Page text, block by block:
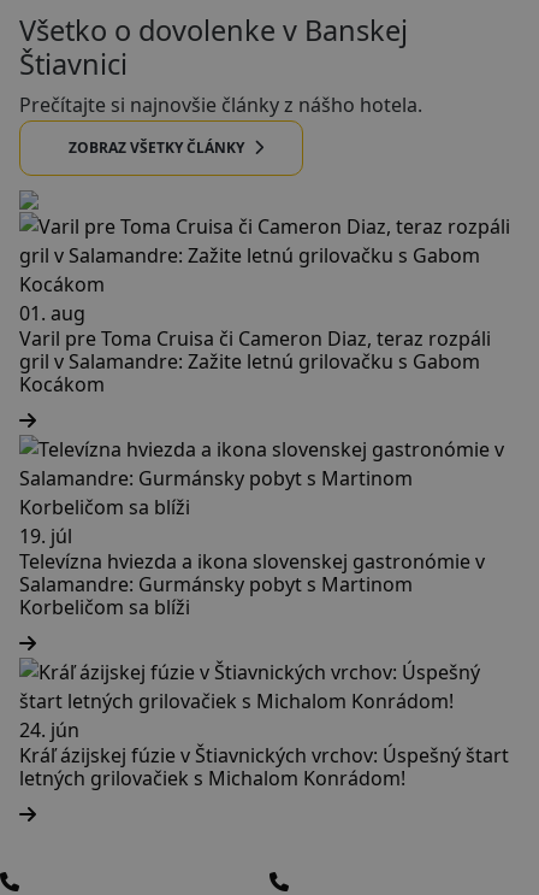
Všetko o dovolenke v Banskej
Štiavnici
Prečítajte si najnovšie články z nášho hotela.
ZOBRAZ VŠETKY ČLÁNKY
01. aug
Varil pre Toma Cruisa či Cameron Diaz, teraz rozpáli
gril v Salamandre: Zažite letnú grilovačku s Gabom
Kocákom
19. júl
Televízna hviezda a ikona slovenskej gastronómie v
Salamandre: Gurmánsky pobyt s Martinom
Korbeličom sa blíži
24. jún
Kráľ ázijskej fúzie v Štiavnických vrchov: Úspešný štart
letných grilovačiek s Michalom Konrádom!